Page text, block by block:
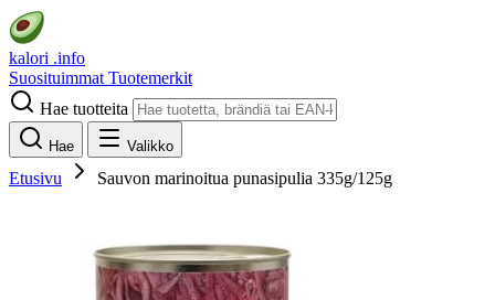
kalori .info
Suosituimmat Tuotemerkit
Hae tuotteita
Hae Valikko
Etusivu Sauvon marinoitua punasipulia 335g/125g